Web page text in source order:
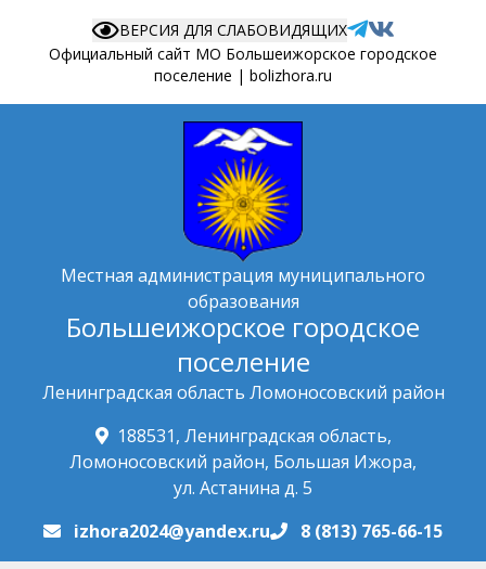
Официальный сайт МО Большеижорское городское
поселение | bolizhora.ru
ВЕРСИЯ ДЛЯ СЛАБОВИДЯЩИХ
Местная администрация муниципального
образования
Большеижорское городское
поселение
Ленинградская область Ломоносовский район
188531, Ленинградская область,
Ломоносовский район, Большая Ижора,
ул. Астанина д. 5
izhora2024@yandex.ru
8 (813) 765-66-15